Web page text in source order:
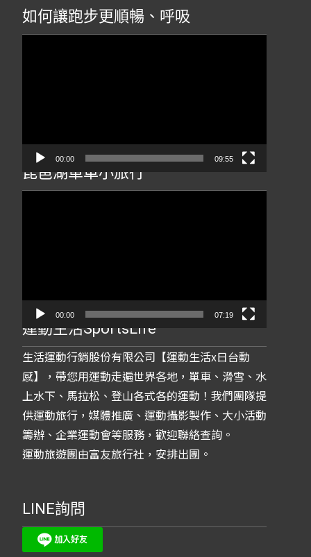
如何讓跑步更順暢、呼吸
00:00 09:55
琵琶湖單車小旅行
00:00 07:19
運動生活SportsLife
生活運動行銷股份有限公司【運動生活x日台動
感】，帶您用運動走遍世界各地，單車、滑雪、水
上水下、馬拉松、登山各式各的運動！我們團隊提
供運動旅行，媒體推廣、運動攝影製作、大小活動
籌辦、企業運動會等服務，歡迎聯絡查詢。
運動旅遊團由富友旅行社，安排出團。
LINE詢問